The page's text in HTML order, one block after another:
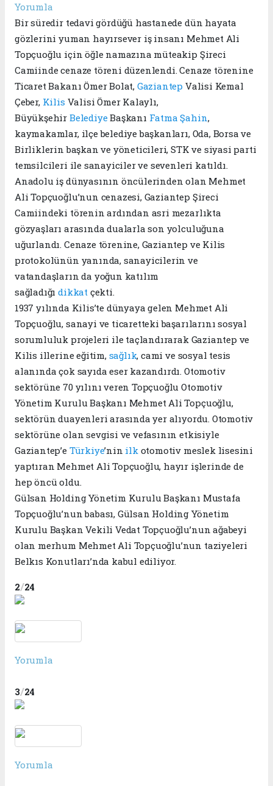
Yorumla
Bir süredir tedavi gördüğü hastanede dün hayata
gözlerini yuman hayırsever iş insanı Mehmet Ali
Topçuoğlu için öğle namazına müteakip Şireci
Camiinde cenaze töreni düzenlendi. Cenaze törenine
Ticaret Bakanı Ömer Bolat, Gaziantep Valisi Kemal
Çeber, Kilis Valisi Ömer Kalaylı,
Büyükşehir BelediyeBaşkanı Fatma Şahin,
kaymakamlar, ilçe belediye başkanları, Oda, Borsa ve
Birliklerin başkan ve yöneticileri, STK ve siyasi parti
temsilcileri ile sanayiciler ve sevenleri katıldı.
Anadolu iş dünyasının öncülerinden olan Mehmet
Ali Topçuoğlu’nun cenazesi, Gaziantep Şireci
Camiindeki törenin ardından asri mezarlıkta
gözyaşları arasında dualarla son yolculuğuna
uğurlandı. Cenaze törenine, Gaziantep ve Kilis
protokolünün yanında, sanayicilerin ve
vatandaşların da yoğun katılım
sağladığıdikkatçekti.
1937 yılında Kilis’te dünyaya gelen Mehmet Ali
Topçuoğlu, sanayi ve ticaretteki başarılarını sosyal
sorumluluk projeleri ile taçlandırarak Gaziantep ve
Kilis illerine eğitim, sağlık, cami ve sosyal tesis
alanında çok sayıda eser kazandırdı. Otomotiv
sektörüne 70 yılını veren Topçuoğlu Otomotiv
Yönetim Kurulu Başkanı Mehmet Ali Topçuoğlu,
sektörün duayenleri arasında yer alıyordu. Otomotiv
sektörüne olan sevgisi ve vefasının etkisiyle
Gaziantep’e Türkiye’nin ilkotomotiv meslek lisesini
yaptıran Mehmet Ali Topçuoğlu, hayır işlerinde de
hep öncü oldu.
Gülsan Holding Yönetim Kurulu Başkanı Mustafa
Topçuoğlu’nun babası, Gülsan Holding Yönetim
Kurulu Başkan Vekili Vedat Topçuoğlu’nun ağabeyi
olan merhum Mehmet Ali Topçuoğlu’nun taziyeleri
Belkıs Konutları’nda kabul ediliyor.
2/24
Yorumla
3/24
Yorumla